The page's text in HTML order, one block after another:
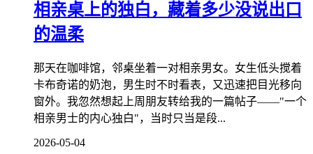
相亲桌上的独白，藏着多少没说出口
的温柔
那天在咖啡馆，邻桌坐着一对相亲男女。女生低头搅着
卡布奇诺的奶泡，男生时不时看表，又迅速把目光移向
窗外。我忽然想起上周朋友转给我的一篇帖子——"一个
相亲男士的内心独白"，当时只当是段...
2026-05-04